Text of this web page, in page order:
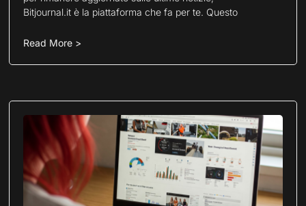
Bitjournal.it è la piattaforma che fa per te. Questo
Read More >